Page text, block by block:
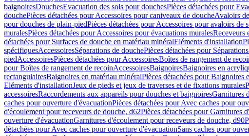
baignoiresDouchesEvacuation des sols pour douchesPièces détachées pour
douchePièces détachées pour Accessoires pour caniveaux de doucheAvaloirs
pour douches de plain-piedPièces détachées pour Accessoires pour avaloirs de
muralesPièces détachées pour Accessoires pour évacuations muralesReceveurs
détachées pour Surfaces de douche en matériau minéralEléments d'installation
spécifiquesAccessoiresSéparations de douchePièces détachées pour
piedAccessoiresPièces détachées pour AccessoiresBoîtes de rangement de
pour Boîtes de rangement de recoinAccessoiresBaignoiresBaignoires en
rectangulairesBaignoires en matériau minéralPièces détachées pour Baignoires
Eléments d'installationJeux de pieds et jeux de traverses et de fixations murales
accessoiresRaccordements aux appareils pour douches et baignoiresGarnitures
caches pour ouverture d'évacuationPièces détachées pour Avec caches pour
d'écoulement pour receveurs de douche, d62Pièces détachées pour Garnitures
ouverture d'évacuationGarnitures d'écoulement pour receveurs de douche, d90
détachées pour Avec caches pour ouverture d'évacuationSans caches pour